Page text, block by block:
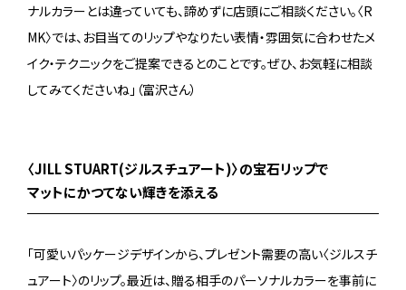
ナルカラーとは違っていても、諦めずに店頭にご相談ください。〈R
MK〉では、お目当てのリップやなりたい表情・雰囲気に合わせたメ
イク・テクニックをご提案できるとのことです。ぜひ、お気軽に相談
してみてくださいね」（富沢さん）
〈JILL STUART(ジルスチュアート)〉の宝石リップで
マットにかつてない輝きを添える
「可愛いパッケージデザインから、プレゼント需要の高い〈ジルスチ
ュアート〉のリップ。最近は、贈る相手のパーソナルカラーを事前に